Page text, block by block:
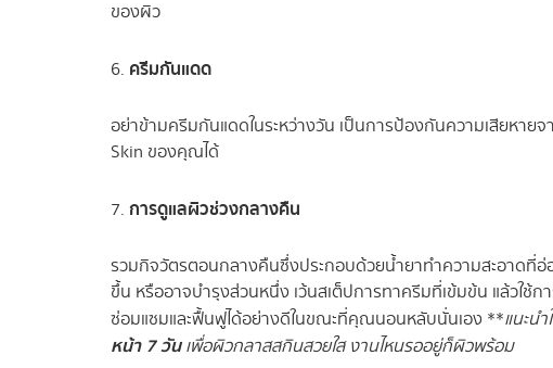
ของผิว
6. ครีมกันแดด
อย่าข้ามครีมกันแดดในระหว่างวัน เป็นการป้องกันความเสียหา
Skin ของคุณได้
7. การดูแลผิวช่วงกลางคืน
รวมกิจวัตรตอนกลางคืนซึ่งประกอบด้วยน้ำยาทำความสะอาดที่อ่อ
ขึ้น หรืออาจบำรุงส่วนหนึ่ง เว้นสเต็ปการทาครีมที่เข้มข้น แล้วใช้
ซ่อมแซมและฟื้นฟูได้อย่างดีในขณะที่คุณนอนหลับนั่นเอง **แนะน
หน้า 7 วันเพื่อผิวกลาสสกินสวยใส งานไหนรออยู่ก็ผิวพร้อม